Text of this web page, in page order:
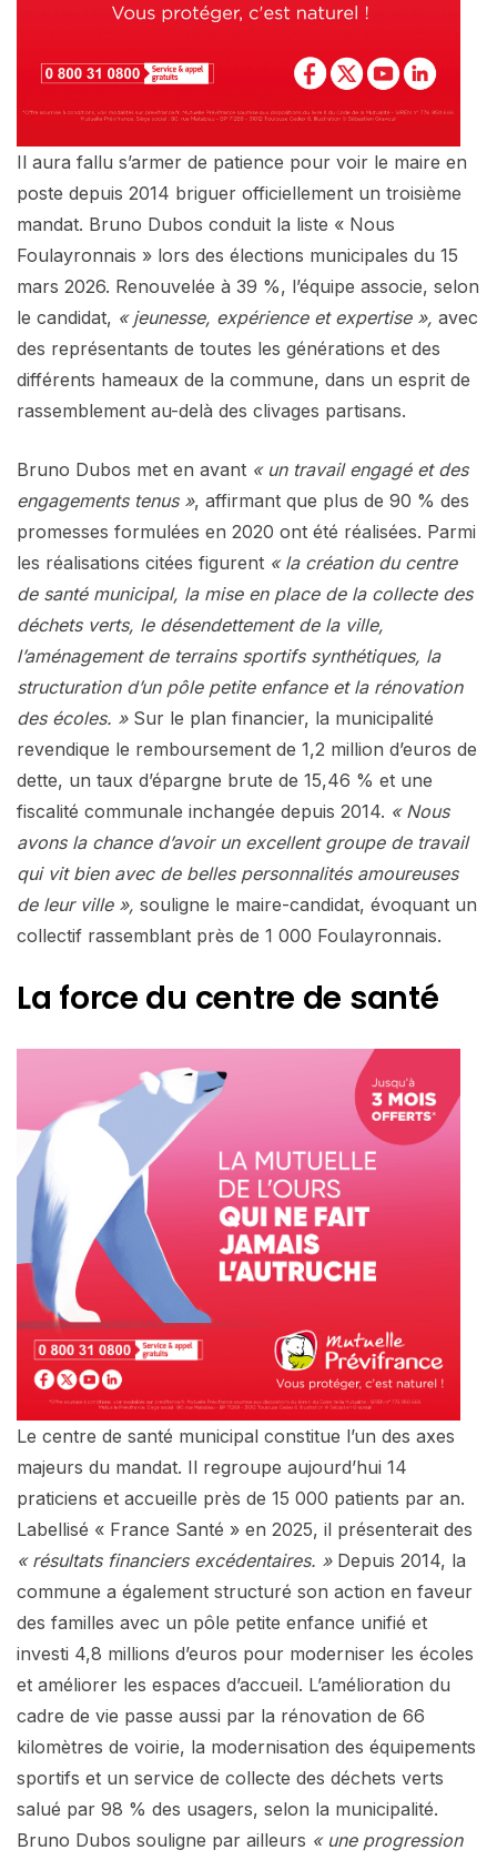
Il aura fallu s’armer de patience pour voir le maire en
poste depuis 2014 briguer officiellement un troisième
mandat. Bruno Dubos conduit la liste « Nous
Foulayronnais » lors des élections municipales du 15
mars 2026. Renouvelée à 39 %, l’équipe associe, selon
le candidat, « jeunesse, expérience et expertise », avec
des représentants de toutes les générations et des
différents hameaux de la commune, dans un esprit de
rassemblement au-delà des clivages partisans.
Bruno Dubos met en avant « un travail engagé et des
engagements tenus », affirmant que plus de 90 % des
promesses formulées en 2020 ont été réalisées. Parmi
les réalisations citées figurent « la création du centre
de santé municipal, la mise en place de la collecte des
déchets verts, le désendettement de la ville,
l’aménagement de terrains sportifs synthétiques, la
structuration d’un pôle petite enfance et la rénovation
des écoles. » Sur le plan financier, la municipalité
revendique le remboursement de 1,2 million d’euros de
dette, un taux d’épargne brute de 15,46 % et une
fiscalité communale inchangée depuis 2014. « Nous
avons la chance d’avoir un excellent groupe de travail
qui vit bien avec de belles personnalités amoureuses
de leur ville », souligne le maire-candidat, évoquant un
collectif rassemblant près de 1 000 Foulayronnais.
La force du centre de santé
Le centre de santé municipal constitue l’un des axes
majeurs du mandat. Il regroupe aujourd’hui 14
praticiens et accueille près de 15 000 patients par an.
Labellisé « France Santé » en 2025, il présenterait des
« résultats financiers excédentaires. »Depuis 2014, la
commune a également structuré son action en faveur
des familles avec un pôle petite enfance unifié et
investi 4,8 millions d’euros pour moderniser les écoles
et améliorer les espaces d’accueil. L’amélioration du
cadre de vie passe aussi par la rénovation de 66
kilomètres de voirie, la modernisation des équipements
sportifs et un service de collecte des déchets verts
salué par 98 % des usagers, selon la municipalité.
Bruno Dubos souligne par ailleurs « une progression